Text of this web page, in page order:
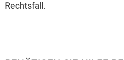
Rechtsfall.